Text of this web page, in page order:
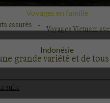
Voyage
Indonésie
Voyages en famille
assurés
Voyages Vietnam
grande variété et de
suite